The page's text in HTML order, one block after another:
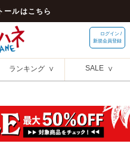
ールはこちら
ログイン /
新規会員登録
ランキング SALE